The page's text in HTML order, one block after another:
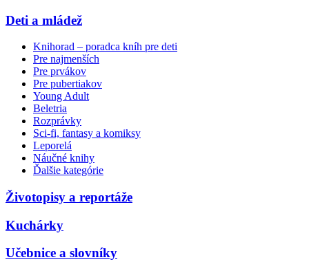
Deti a mládež
Knihorad – poradca kníh pre deti
Pre najmenších
Pre prvákov
Pre pubertiakov
Young Adult
Beletria
Rozprávky
Sci-fi, fantasy a komiksy
Leporelá
Náučné knihy
Ďalšie kategórie
Životopisy a reportáže
Kuchárky
Učebnice a slovníky